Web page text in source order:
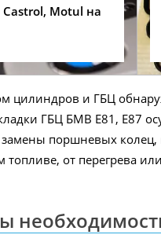
Motul на
цилиндров и ГБЦ
ГБЦ БМВ E81, E87
поршневых колец,
топливе, от перегрева